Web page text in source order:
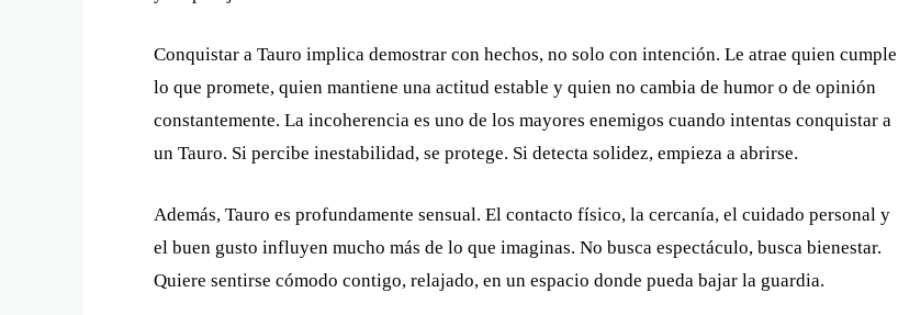
Conquistar a Tauro implica demostrar con hechos, no solo con intención. Le atrae quien cumple
lo que promete, quien mantiene una actitud estable y quien no cambia de humor o de opinión
constantemente. La incoherencia es uno de los mayores enemigos cuando intentas conquistar a
un Tauro. Si percibe inestabilidad, se protege. Si detecta solidez, empieza a abrirse.
Además, Tauro es profundamente sensual. El contacto físico, la cercanía, el cuidado personal y
el buen gusto influyen mucho más de lo que imaginas. No busca espectáculo, busca bienestar.
Quiere sentirse cómodo contigo, relajado, en un espacio donde pueda bajar la guardia.